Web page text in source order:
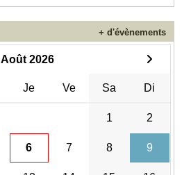
Août 2026
Je Ve Sa Di
1 2
6 7 8 9
+ d'évènements